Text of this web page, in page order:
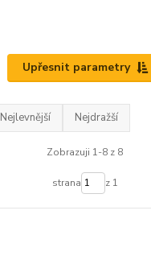
Upřesnit parametry
Nejlevnější Nejdražší
Zobrazuji 1-8 z 8
strana z 1